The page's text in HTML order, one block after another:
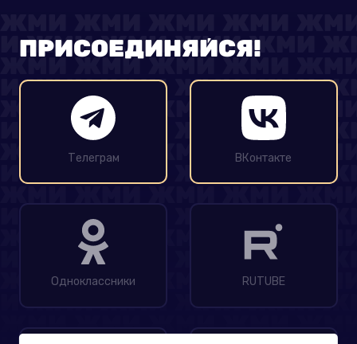
ПРИСОЕДИНЯЙСЯ!
Телеграм ВКонтакте
Одноклассники RUTUBE